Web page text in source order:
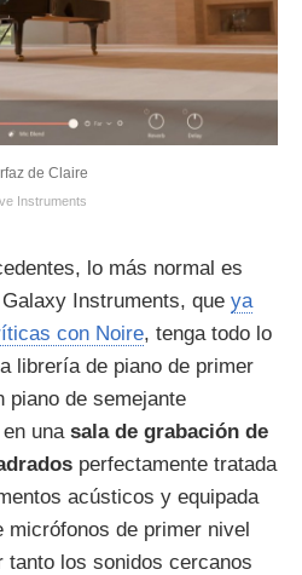
de Claire
Instruments
lo más normal es
Instruments, que ya
con Noire, tenga todo lo
librería de piano de primer
piano de semejante
una sala de grabación de
perfectamente tratada
acústicos y equipada
micrófonos de primer nivel
tanto los sonidos cercanos